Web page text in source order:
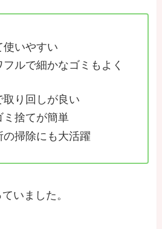
使いやすい
ルで細かなゴミもよく
取り回しが良い
ミ捨てが簡単
掃除にも大活躍
いました。